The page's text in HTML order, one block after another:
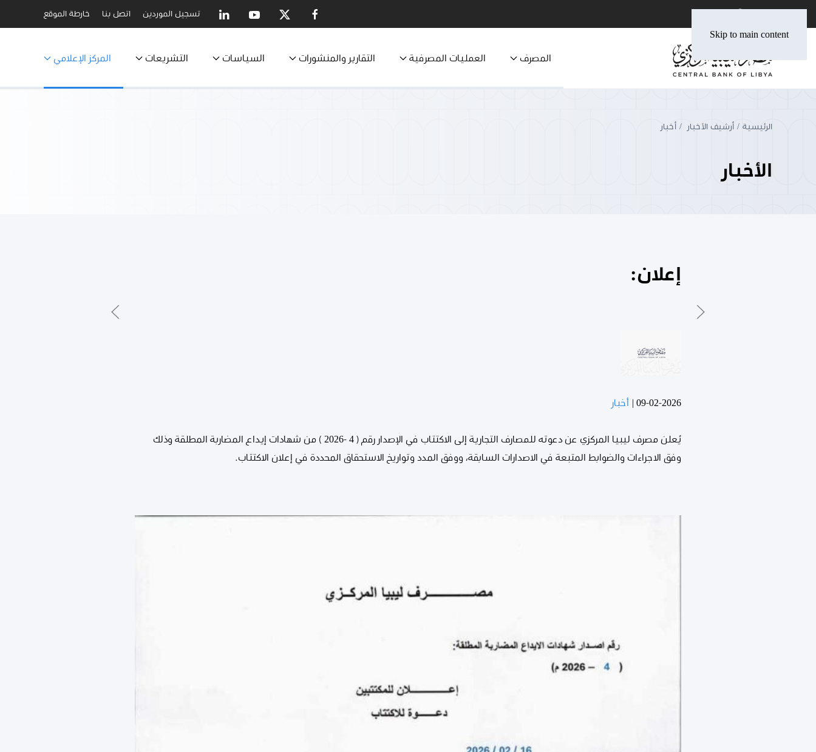
Skip to main content
تسجيل الموردين اتصل بنا خارطة الموقع
المصرف العمليات المصرفية التقارير والمنشورات السياسات التشريعات المركز الإعلامي
الرئيسية أرشيف الأخبار أخبار
الأخبار
إعلان:
09-02-2026 أخبار
يُعلن مصرف ليبيا المركزي عن دعوته للمصارف التجارية إلى الاكتتاب في الإصدار رقم ( 4 -2026 ) من شهادات إيداع المضاربة المطلقة وذلك
وفق الاجراءات والضوابط المتبعة في الاصدارات السابقة، ووفق المدد وتواريخ الاستحقاق المحددة في إعلان الاكتتاب.